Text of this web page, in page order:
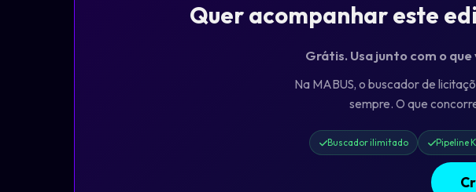
Quer acompanhar este
Grátis. Usa junto com o
Na MABUS, o buscador de
sempre. O que
Buscador ilimitado Pipeline